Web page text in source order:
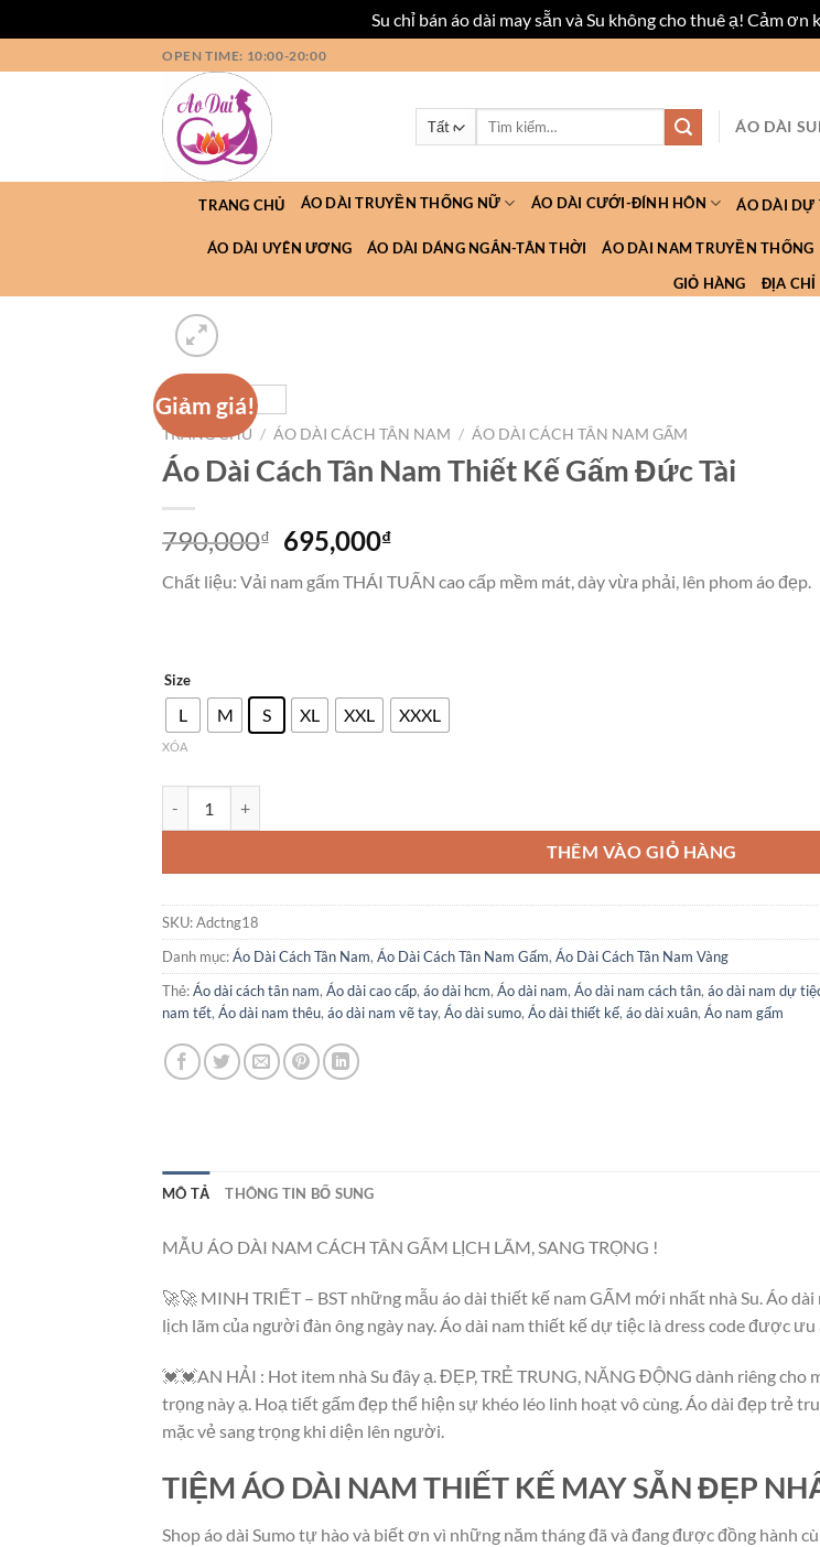
Su chỉ bán áo dài may sẵn và Su không cho thuê ạ! Cảm ơn
qua
OPEN TIME: 10:00-20:00
Tìm
ÁO DÀI
TRANG CHỦ ÁO DÀI TRUYỀN THỐNG NỮ ÁO DÀI CƯỚI-ĐÍNH HÔN ÁO DÀI DỰ
ÁO DÀI UYÊN ƯƠNG ÁO DÀI DÁNG NGẮN-TÂN THỜI ÁO DÀI NAM TRUYỀN THỐNG
GIỎ HÀNG ĐỊA CHỈ
Giảm giá!
TRANG CHỦ / ÁO DÀI CÁCH TÂN NAM / ÁO DÀI CÁCH TÂN NAM GẤM
Áo Dài Cách Tân Nam Thiết Kế Gấm Đức Tài
790,000₫
Giá
là:
695,000₫Giá
hiện
tại
Chất liệu: Vải nam gấm THÁI TUẤN cao cấp mềm mát, dày vừa phải, lên phom áo đẹp.
Size
L M S XL XXL XXXL
XÓA
THÊM VÀO GIỎ HÀNG
SKU:Adctng18
Danh mục:Áo Dài Cách Tân Nam, Áo Dài Cách Tân Nam Gấm, Áo Dài Cách Tân Nam Vàng
Thẻ:Áo dài cách tân nam, Áo dài cao cấp, áo dài hcm, Áo dài nam, Áo dài nam cách tân, áo dài nam dự
nam tết, Áo dài nam thêu, áo dài nam vẽ tay, Áo dài sumo, Áo dài thiết kế, áo dài xuân, Áo nam gấm
MÔ TẢ THÔNG TIN BỔ SUNG
MẪU ÁO DÀI NAM CÁCH TÂN GẤM LỊCH LÃM, SANG TRỌNG !
🚀🚀 MINH TRIẾT – BST những mẫu áo dài thiết kế nam GẤM mới nhất nhà Su. Áo
lịch lãm của người đàn ông ngày nay. Áo dài nam thiết kế dự tiệc là dress code được
💓💓AN HẢI : Hot item nhà Su đây ạ. ĐẸP, TRẺ TRUNG, NĂNG ĐỘNG dành riêng cho
trọng này ạ. Hoạ tiết gấm đẹp thể hiện sự khéo léo linh hoạt vô cùng. Áo dài đẹp trẻ
mặc vẻ sang trọng khi diện lên người.
TIỆM ÁO DÀI NAM THIẾT KẾ MAY SẴN ĐẸP
Shop áo dài Sumo tự hào và biết ơn vì những năm tháng đã và đang được đồng hành